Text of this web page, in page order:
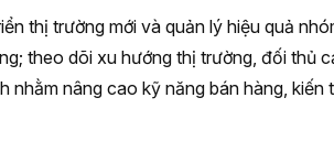
thị trường mới và quản lý hiệu quả
theo dõi xu hướng thị trường, đối thủ
nâng cao kỹ năng bán hàng, kiến